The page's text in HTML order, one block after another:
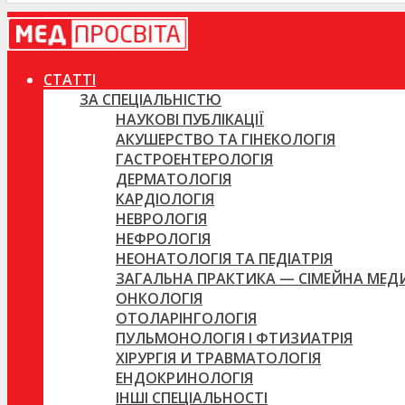
СТАТТІ
ЗА СПЕЦІАЛЬНІСТЮ
НАУКОВІ ПУБЛІКАЦІЇ
АКУШЕРСТВО ТА ГІНЕКОЛОГІЯ
ГАСТРОЕНТЕРОЛОГІЯ
ДЕРМАТОЛОГІЯ
КАРДІОЛОГІЯ
НЕВРОЛОГІЯ
НЕФРОЛОГІЯ
НЕОНАТОЛОГІЯ ТА ПЕДІАТРІЯ
ЗАГАЛЬНА ПРАКТИКА — СІМЕЙНА
ОНКОЛОГІЯ
ОТОЛАРІНГОЛОГІЯ
ПУЛЬМОНОЛОГІЯ І ФТИЗИАТРІЯ
ХІРУРГІЯ И ТРАВМАТОЛОГІЯ
ЕНДОКРИНОЛОГІЯ
ІНШІ СПЕЦІАЛЬНОСТІ